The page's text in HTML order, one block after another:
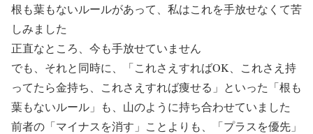
根も葉もないルールがあって、私はこれを手放せなくて苦
しみました
正直なところ、今も手放せていません
でも、それと同時に、「これさえすればOK、これさえ持
ってたら金持ち、これさえすれば痩せる」といった「根も
葉もないルール」も、山のように持ち合わせていました
前者の「マイナスを消す」ことよりも、「プラスを優先」